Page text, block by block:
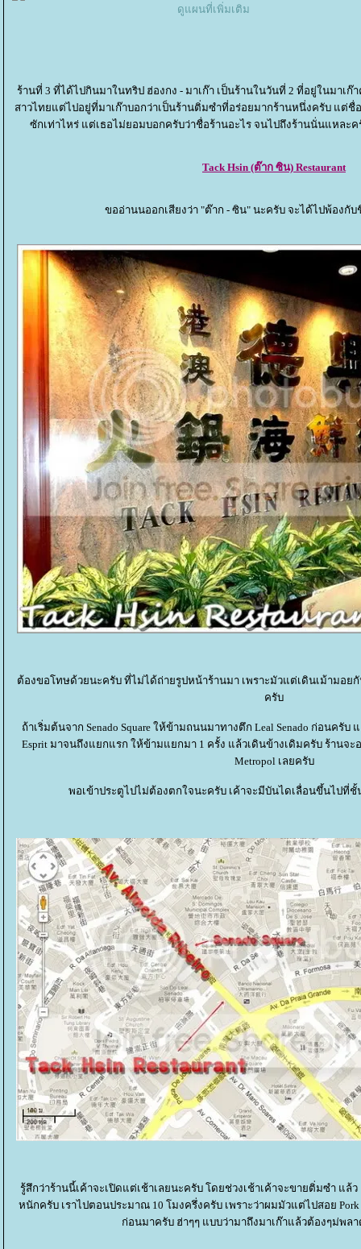
ดูแผนที่เพิ่มเติม
ร้านที่ 3 ที่ได้ไปกินมาในทริป ฮ่องกง - มาเก๊า เป็นร้านในวันที่ 2 ที่อยู่ในมาเก๊
สาวไทยแต่ไปอยู่ที่มาเก๊าบอกว่าเป็นร้านติ่มซำที่อร่อยมากร้านหนึ่งครับ แต่
ซักเท่าไหร่ แต่เธอไม่ยอมบอกครับว่าชื่อร้านอะไร จนไปถึงร้านนั่นแหละค
Tack Hsin (ต๊าก ซิน) Restaurant
ขออ่านนออกเสียงว่า "ต๊าก - ซิน" นะครับ จะได้ไปพ้องกั
ต้องขอโทษด้วยนะครับ ที่ไม่ได้ถ่ายรูปหน้าร้านมา เพราะมัวแต่เดินเม้ามอย
ครับ
ถ้าเริ่มต้นจาก Senado Square ให้ข้ามถนนมาทางตึก Leal Senado ก่อนครับ
Esprit มาจนถึงแยกแรก ให้ข้ามแยกมา 1 ครั้ง แล้วเดินข้างเดิมครับ ร้านจ
Metropol เลยครับ
พอเข้าประตูไปไม่ต้องตกใจนะครับ เค้าจะมีบันไดเลื่อนขึ้นไปที่ชั้
รู้สึกว่าร้านนี้เค้าจะเปิดแต่เช้าเลยนะครับ โดยช่วงเช้าเค้าจะขายติ่มซำ แล้
หนักครับ เราไปตอนประมาณ 10 โมงครึ่งครับ เพราะว่าผมมัวแต่ไปสอย Pork
ก่อนมาครับ ฮ่าๆๆ แบบว่ามาถึงมาเก๊าแล้วต้องๆม่พล